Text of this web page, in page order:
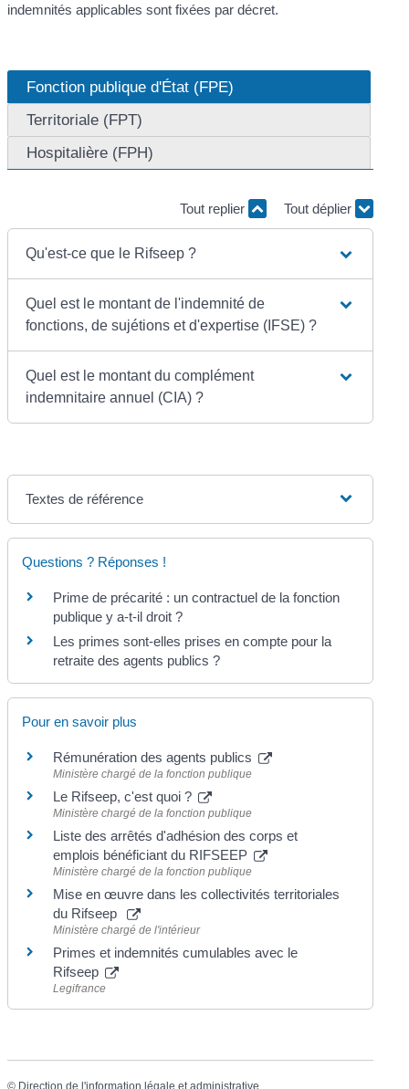
indemnités applicables sont fixées par décret.
Fonction publique d'État (FPE)
Territoriale (FPT)
Hospitalière (FPH)
Tout replier Tout déplier
Qu'est-ce que le Rifseep ?
Quel est le montant de l'indemnité de
fonctions, de sujétions et d'expertise (IFSE) ?
Quel est le montant du complément
indemnitaire annuel (CIA) ?
Textes de référence
Questions ? Réponses !
Prime de précarité : un contractuel de la fonction
publique y a-t-il droit ?
Les primes sont-elles prises en compte pour la
retraite des agents publics ?
Pour en savoir plus
Rémunération des agents publics
Ministère chargé de la fonction publique
Le Rifseep, c'est quoi ?
Ministère chargé de la fonction publique
Liste des arrêtés d'adhésion des corps et
emplois bénéficiant du RIFSEEP
Ministère chargé de la fonction publique
Mise en œuvre dans les collectivités territoriales
du Rifseep
Ministère chargé de l'intérieur
Primes et indemnités cumulables avec le
Rifseep
Legifrance